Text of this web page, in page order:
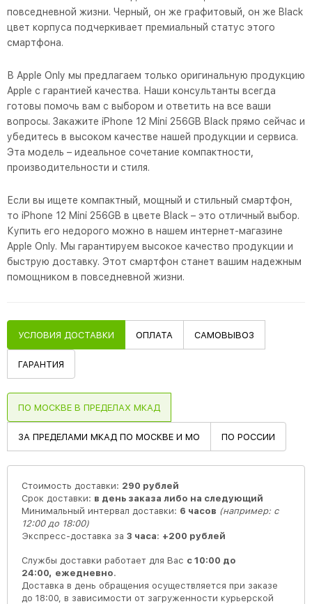
повседневной жизни. Черный, он же графитовый, он же Black
цвет корпуса подчеркивает премиальный статус этого
смартфона.
В Apple Only мы предлагаем только оригинальную продукцию
Apple с гарантией качества. Наши консультанты всегда
готовы помочь вам с выбором и ответить на все ваши
вопросы. Закажите iPhone 12 Mini 256GB Black прямо сейчас и
убедитесь в высоком качестве нашей продукции и сервиса.
Эта модель – идеальное сочетание компактности,
производительности и стиля.
Если вы ищете компактный, мощный и стильный смартфон,
то iPhone 12 Mini 256GB в цвете Black – это отличный выбор.
Купить его недорого можно в нашем интернет-магазине
Apple Only. Мы гарантируем высокое качество продукции и
быструю доставку. Этот смартфон станет вашим надежным
помощником в повседневной жизни.
УСЛОВИЯ ДОСТАВКИ ОПЛАТА САМОВЫВОЗ
ГАРАНТИЯ
ПО МОСКВЕ В ПРЕДЕЛАХ МКАД
ЗА ПРЕДЕЛАМИ МКАД ПО МОСКВЕ И МО ПО РОССИИ
Стоимость доставки: 290 рублей
Срок доставки: в день заказа либо на следующий
Минимальный интервал доставки: 6 часов (например: с
12:00 до 18:00)
Экспресс-доставка за 3 часа: +200 рублей
Службы доставки работает для Вас с 10:00 до
24:00, ежедневно.
Доставка в день обращения осуществляется при заказе
до 18:00, в зависимости от загруженности курьерской